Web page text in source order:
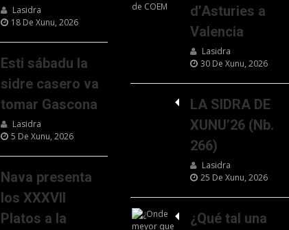
Lasidra
18 De Xunu, 2026
Esti sábadu la
sidre casero va
tomar Gascona
Lasidra
5 De Xunu, 2026
Nava presenta
los XXXVII
Platos a la
d’Asturies a
Valencia
Lasidra
30 De Xunu, 2026
LA SIDRA DE
XUNU’26 (Nb.
266)
Lasidra
25 De Xunu, 2026
¿Qué tal una